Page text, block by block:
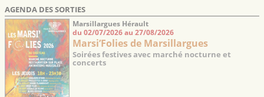
AGENDA DES SORTIES
Marsillargues Hérault
du 02/07/2026 au 27/08/2026
Marsi’Folies de Marsillargues
Soirées festives avec marché nocturne et
concerts